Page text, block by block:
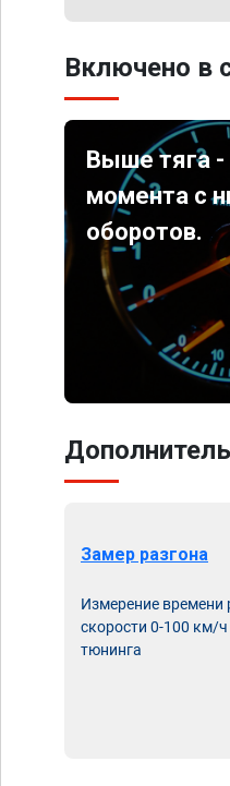
Включено в
Выше тяга -
момента с
оборотов.
Замер разгона
Измерение времени
скорости 0-100 км/ч
тюнинга